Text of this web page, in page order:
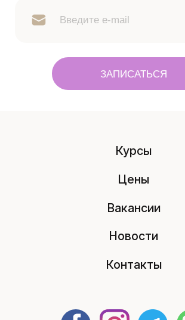
ЗАПИСАТЬСЯ
Курсы
Цены
Вакансии
Новости
Контакты